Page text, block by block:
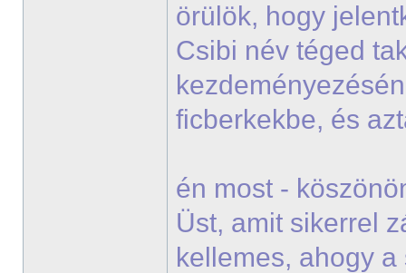
örülök, hogy
Csibi név téged
ficberkekbe, és
én most -
Üst, amit sikerrel
kellemes, ahogy